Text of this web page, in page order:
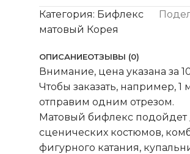
Категория: Бифлекс
матовый Корея
ОПИСАНИЕОТЗЫВЫ (0)
Внимание, цена указана за
Чтобы заказать, например,
отправим одним отрезом.
Матовый бифлекс
сценических костюмов,
фигурного катания,